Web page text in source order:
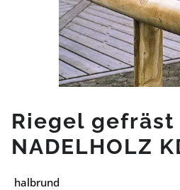
Riegel gefräst
NADELHOLZ
halbrund